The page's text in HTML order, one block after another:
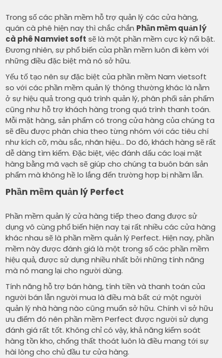
Trong số các phần mềm hỗ trợ quản lý các cửa hàng,
quán cà phê hiện nay thì chắc chắn Phần mềm quản lý
cà phê Namviet soft sẽ là một phần mềm cực kỳ nổi bật.
Đương nhiên, sự phổ biến của phần mềm luôn đi kèm với
những điều đặc biệt mà nó sở hữu.
Yếu tố tạo nên sự đặc biệt của phần mềm Nam vietsoft
so với các phần mềm quản lý thông thường khác là nằm
ở sự hiệu quả trong quá trình quản lý, phân phối sản phẩm
cũng như hỗ trợ khách hàng trong quá trình thanh toán.
Mỗi mặt hàng, sản phẩm có trong cửa hàng của chúng ta
sẽ đều được phân chia theo từng nhóm với các tiêu chí
như kích cỡ, màu sắc, nhãn hiệu… Do đó, khách hàng sẽ rất
dễ dàng tìm kiếm. Đặc biệt, việc đánh dấu các loại mặt
hàng bằng mã vạch sẽ giúp cho chúng ta buôn bán sản
phẩm mà không hề lo lắng đến trường hợp bị nhầm lẫn.
Phần mềm quản lý Perfect
Phần mềm quản lý cửa hàng tiếp theo đang được sử
dụng vô cùng phổ biến hiện nay tại rất nhiều các cửa hàng
khác nhau sẽ là phần mềm quản lý Perfect. Hiện nay, phần
mềm này được đánh giá là một trong số các phần mềm
hiệu quả, được sử dụng nhiều nhất bởi những tính năng
mà nó mang lại cho người dùng.
Tính năng hỗ trợ bán hàng, tính tiền và thanh toán của
người bán lẫn người mua là điều mà bất cứ một người
quản lý nhà hàng nào cũng muốn sở hữu. Chính vì sở hữu
ưu điểm đó nên phần mềm Perfect được người sử dụng
đánh giá rất tốt. Không chỉ có vậy, khả năng kiểm soát
hàng tồn kho, chống thất thoát luôn là điều mang tới sự
hài lòng cho chủ đầu tư cửa hàng.